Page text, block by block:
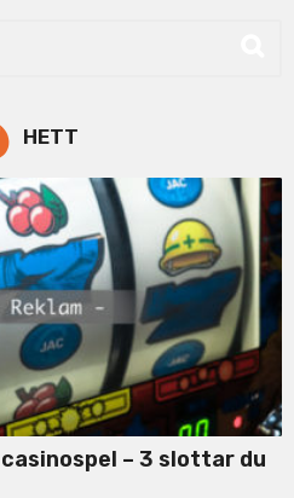
HETT
– 3 slottar du